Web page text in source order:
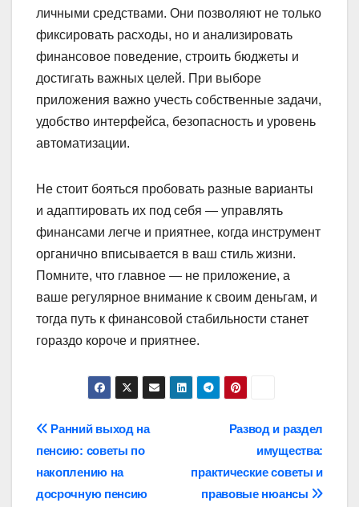
личными средствами. Они позволяют не только
фиксировать расходы, но и анализировать
финансовое поведение, строить бюджеты и
достигать важных целей. При выборе
приложения важно учесть собственные задачи,
удобство интерфейса, безопасность и уровень
автоматизации.
Не стоит бояться пробовать разные варианты
и адаптировать их под себя — управлять
финансами легче и приятнее, когда инструмент
органично вписывается в ваш стиль жизни.
Помните, что главное — не приложение, а
ваше регулярное внимание к своим деньгам, и
тогда путь к финансовой стабильности станет
гораздо короче и приятнее.
Навигация
по
записям
Развод и раздел
имущества:
практические советы и
правовые нюансы
Ранний выход на
пенсию: советы по
накоплению на
досрочную пенсию